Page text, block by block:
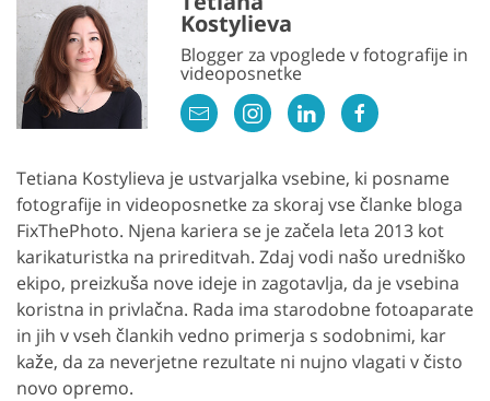
Kostylieva
Blogger za vpoglede v fotografije in
videoposnetke
Tetiana Kostylieva je ustvarjalka vsebine, ki posname
fotografije in videoposnetke za skoraj vse članke bloga
FixThePhoto. Njena kariera se je začela leta 2013 kot
karikaturistka na prireditvah. Zdaj vodi našo uredniško
ekipo, preizkuša nove ideje in zagotavlja, da je vsebina
koristna in privlačna. Rada ima starodobne fotoaparate
in jih v vseh člankih vedno primerja s sodobnimi, kar
kaže, da za neverjetne rezultate ni nujno vlagati v čisto
novo opremo.